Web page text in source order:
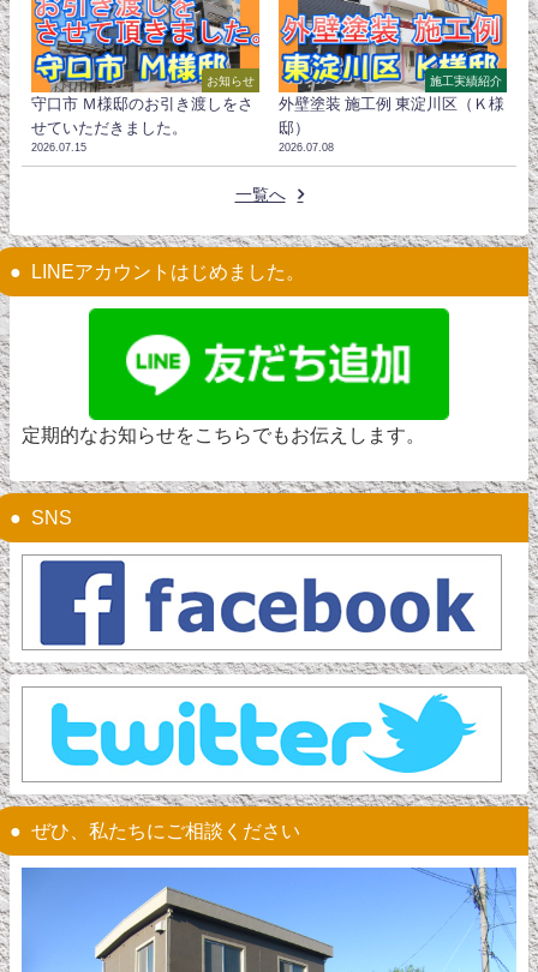
お知らせ
守口市 Ｍ様邸のお引き渡しをさ
せていただきました。
2026.07.15
施工実績紹介
外壁塗装 施工例 東淀川区（Ｋ様
邸）
2026.07.08
一覧へ
LINEアカウントはじめました。
定期的なお知らせをこちらでもお伝えします。
SNS
ぜひ、私たちにご相談ください